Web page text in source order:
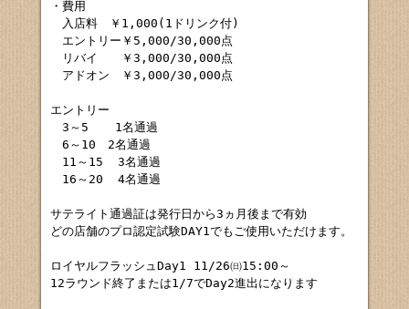
・費用
入店料　￥1,000(1ドリンク付)
エントリー￥5,000/30,000点
リバイ　　￥3,000/30,000点
アドオン　￥3,000/30,000点
エントリー
3～5　  1名通過
6～10　2名通過
11～15  3名通過
16～20  4名通過
サテライト通過証は発行日から3ヵ月後まで有効
どの店舗のプロ認定試験DAY1でもご使用いただけます。
ロイヤルフラッシュDay1 11/26㈰15:00～
12ラウンド終了または1/7でDay2進出になります